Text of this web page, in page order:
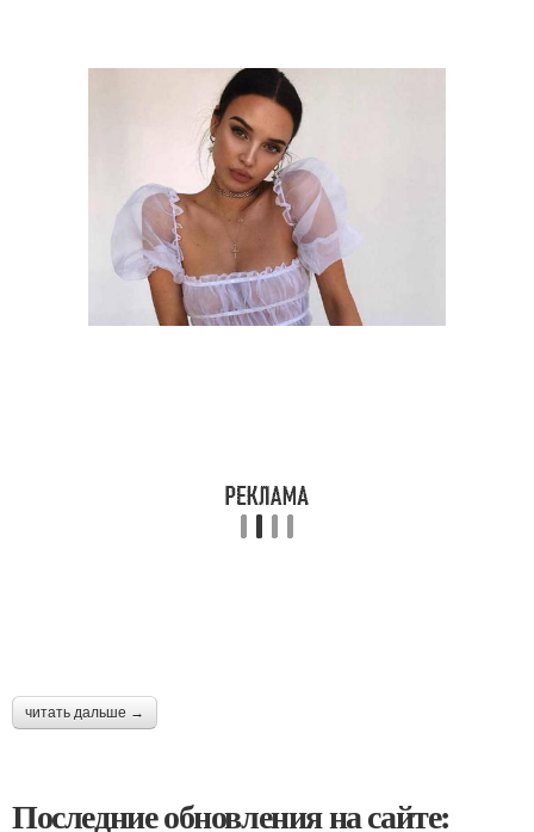
читать дальше →
Последние обновления на сайте: